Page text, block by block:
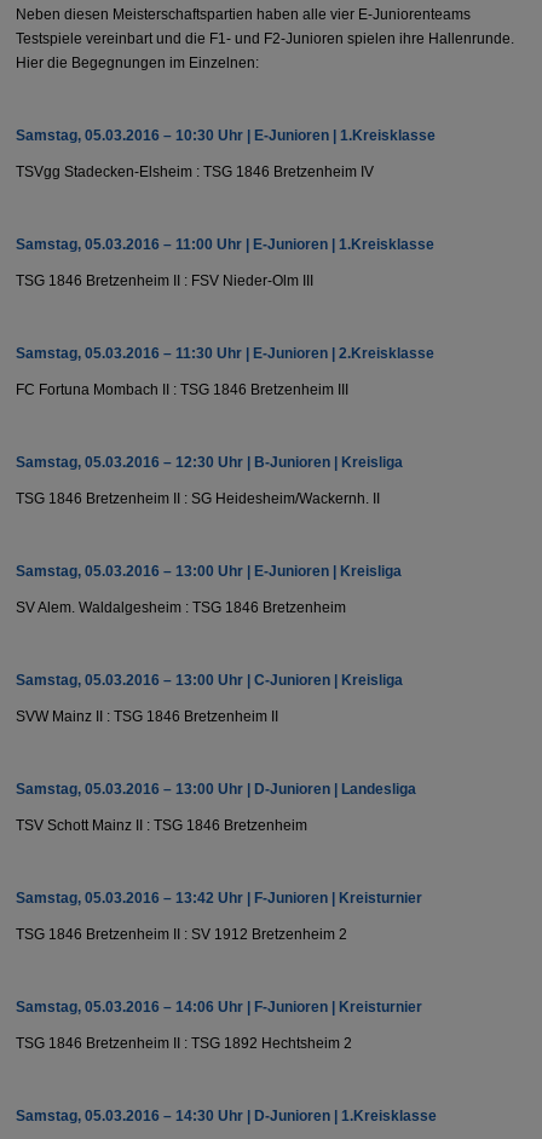
Neben diesen Meisterschaftspartien haben alle vier E-Juniorenteams
Testspiele vereinbart und die F1- und F2-Junioren spielen ihre Hallenrunde.
Hier die Begegnungen im Einzelnen:
Samstag, 05.03.2016 – 10:30 Uhr | E-Junioren | 1.Kreisklasse
TSVgg Stadecken-Elsheim : TSG 1846 Bretzenheim IV
Samstag, 05.03.2016 – 11:00 Uhr | E-Junioren | 1.Kreisklasse
TSG 1846 Bretzenheim II : FSV Nieder-Olm III
Samstag, 05.03.2016 – 11:30 Uhr | E-Junioren | 2.Kreisklasse
FC Fortuna Mombach II : TSG 1846 Bretzenheim III
Samstag, 05.03.2016 – 12:30 Uhr | B-Junioren | Kreisliga
TSG 1846 Bretzenheim II : SG Heidesheim/​Wackernh. II
Samstag, 05.03.2016 – 13:00 Uhr | E-Junioren | Kreisliga
SV Alem. Waldalgesheim : TSG 1846 Bretzenheim
Samstag, 05.03.2016 – 13:00 Uhr | C-Junioren | Kreisliga
SVW Mainz II : TSG 1846 Bretzenheim II
Samstag, 05.03.2016 – 13:00 Uhr | D-Junioren | Landesliga
TSV Schott Mainz II : TSG 1846 Bretzenheim
Samstag, 05.03.2016 – 13:42 Uhr | F-Junioren | Kreisturnier
TSG 1846 Bretzenheim II : SV 1912 Bretzenheim 2
Samstag, 05.03.2016 – 14:06 Uhr | F-Junioren | Kreisturnier
TSG 1846 Bretzenheim II : TSG 1892 Hechtsheim 2
Samstag, 05.03.2016 – 14:30 Uhr | D-Junioren | 1.Kreisklasse